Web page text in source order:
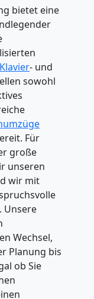
bietet eine
Klavier- und
sowohl
Für
große
unseren
wir mit
Unsere
Wechsel,
Planung bis
ob Sie